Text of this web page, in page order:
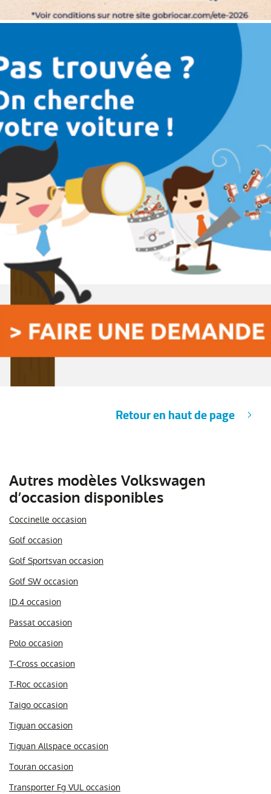
Retour en haut de page
Autres modèles Volkswagen
d’occasion disponibles
Coccinelle occasion
Golf occasion
Golf Sportsvan occasion
Golf SW occasion
ID.4 occasion
Passat occasion
Polo occasion
T-Cross occasion
T-Roc occasion
Taigo occasion
Tiguan occasion
Tiguan Allspace occasion
Touran occasion
Transporter Fg VUL occasion